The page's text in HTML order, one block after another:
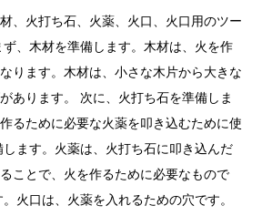
、火打ち石、火薬、火口、火口用のツー
、木材を準備します。木材は、火を作
ります。木材は、小さな木片から大きな
あります。 次に、火打ち石を準備しま
るために必要な火薬を叩き込むために使
ます。火薬は、火打ち石に叩き込んだ
ことで、火を作るために必要なもので
火口は、火薬を入れるための穴です。